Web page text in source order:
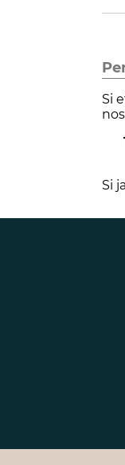
Si
Si